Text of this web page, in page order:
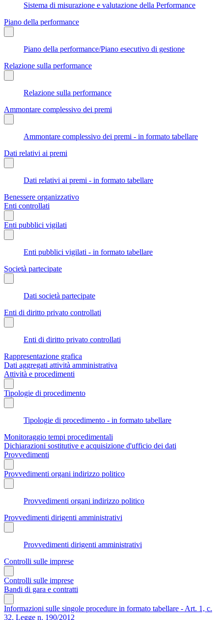
Sistema di misurazione e valutazione della Performance
Piano della performance
Piano della performance/Piano esecutivo di gestione
Relazione sulla performance
Relazione sulla performance
Ammontare complessivo dei premi
Ammontare complessivo dei premi - in formato tabellare
Dati relativi ai premi
Dati relativi ai premi - in formato tabellare
Benessere organizzativo
Enti controllati
Enti pubblici vigilati
Enti pubblici vigilati - in formato tabellare
Società partecipate
Dati società partecipate
Enti di diritto privato controllati
Enti di diritto privato controllati
Rappresentazione grafica
Dati aggregati attività amministrativa
Attività e procedimenti
Tipologie di procedimento
Tipologie di procedimento - in formato tabellare
Monitoraggio tempi procedimentali
Dichiarazioni sostitutive e acquisizione d'ufficio dei dati
Provvedimenti
Provvedimenti organi indirizzo politico
Provvedimenti organi indirizzo politico
Provvedimenti dirigenti amministrativi
Provvedimenti dirigenti amministrativi
Controlli sulle imprese
Controlli sulle imprese
Bandi di gara e contratti
Informazioni sulle singole procedure in formato tabellare - Art. 1, c.
32, Legge n. 190/2012